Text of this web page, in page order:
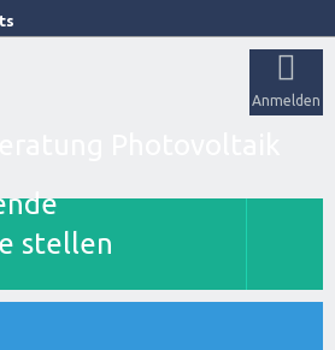
Anmelden
stellen